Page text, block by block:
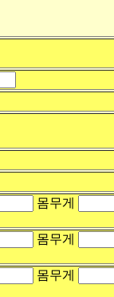
몸무게
몸무게
몸무게